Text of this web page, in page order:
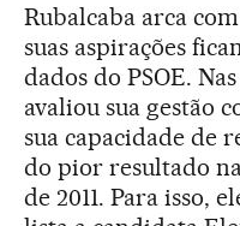
Rubalcaba arca
suas aspirações
dados do PSOE.
avaliou sua gestão
sua capacidade de
do pior resultado
de 2011. Para isso,